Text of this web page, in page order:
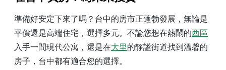
準備好安定下來了嗎？台中的房市正蓬勃發展，無論是
平價還是高端住宅，選擇多元。不論您想在熱鬧的西區
入手一間現代公寓，還是在大里的靜謐街道找到溫馨的
房子，台中都有適合您的選擇。